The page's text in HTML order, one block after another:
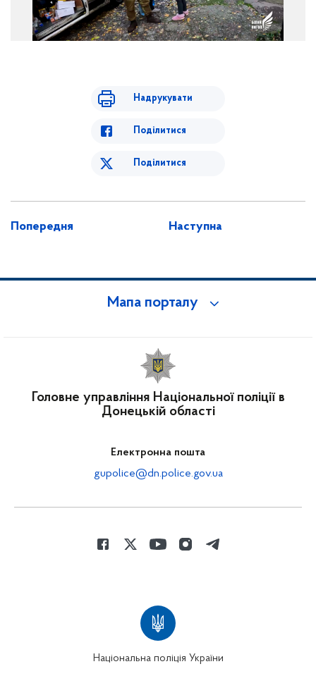
Надрукувати
Поділитися
Поділитися
Попередня Наступна
Мапа порталу
Головне управління Національної поліції в
Донецькій області
Електронна пошта
gupolice@dn.police.gov.ua
Національна поліція України